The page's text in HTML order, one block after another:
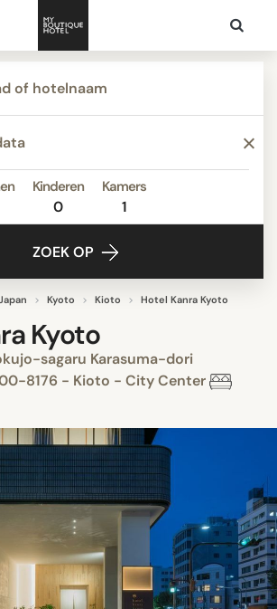
Kinderen
0
Kamers
1
ZOEK OP
Kyoto Kioto Hotel Kanra Kyoto
Kyoto
sagaru Karasuma-dori
8176 - Kioto - City Center